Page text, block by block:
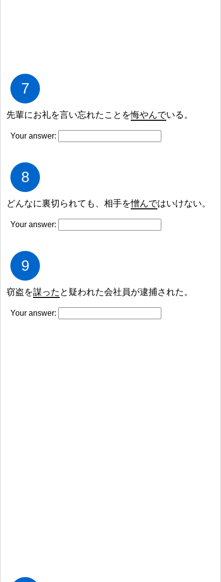
7
先輩にお礼を言い忘れたことを悔やんでいる。
Your answer:
8
どんなに裏切 られても、 相手を憎んではいけない。
Your answer:
9
窃盗を謀った と 疑われた会社 員が逮捕された。
Your answer: